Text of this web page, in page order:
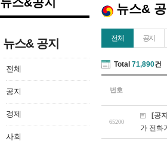
뉴스& 공지
전체
공지
경제
사회
뉴스& 공
전체 공지
Total 71,890건
번호
65200
[공
가 전화